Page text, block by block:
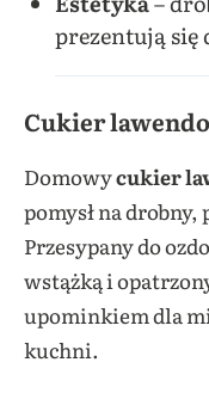
prezentują się
Cukier
Domowycukier
pomysł na
Przesypany do
wstążką i
upominkiem dla
kuchni.